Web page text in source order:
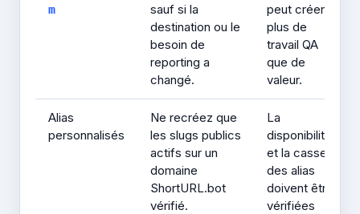
m
sauf si la
destination ou le
besoin de
reporting a
changé.
peut créer
plus de
travail QA
que de
valeur.
Alias
personnalisés
Ne recréez que
les slugs publics
actifs sur un
domaine
ShortURL.bot
vérifié.
La
disponibilité
et la casse
des alias
doivent être
vérifiées